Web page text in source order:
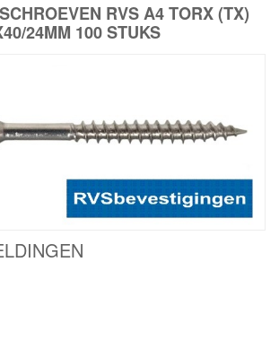
RVS A4 TORX (TX)
24MM 100 STUKS